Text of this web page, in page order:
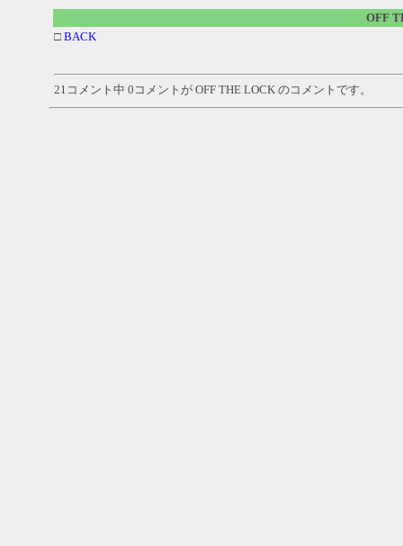
OFF
□BACK
21コメント中 0コメントが OFF THE LOCK のコメントです。